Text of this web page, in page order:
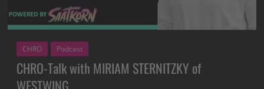
CHRO Podcast
CHRO-Talk with MIRIAM STERNITZKY of